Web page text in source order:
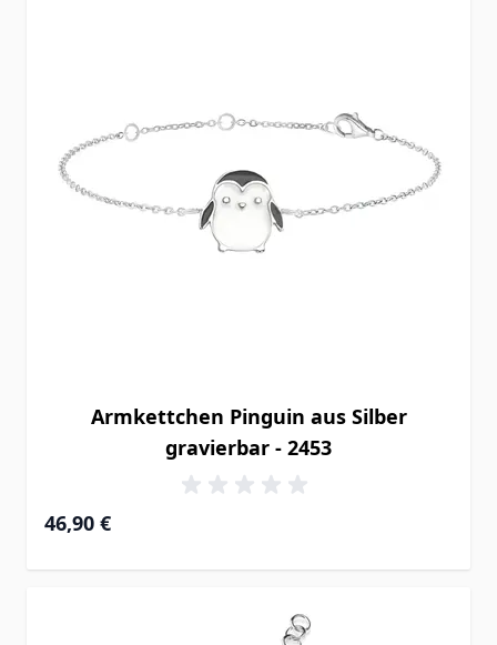
Armkettchen Pinguin aus Silber
gravierbar - 2453
46,90 €